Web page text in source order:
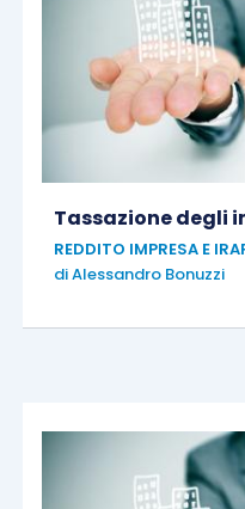
Tassazione degli
REDDITO IMPRESA E
diAlessandro Bonuzzi